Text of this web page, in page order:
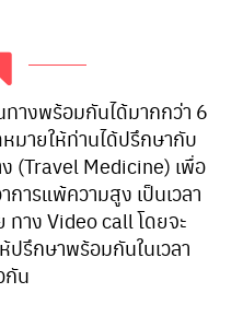
างพร้อมกันได้มากกว่า 6
มายให้ท่านได้ปรึกษากับ
(Travel Medicine) เพื่อ
การแพ้ความสูง เป็นเวลา
ทาง Video call โดยจะ
ปรึกษาพร้อมกันในเวลา
กัน